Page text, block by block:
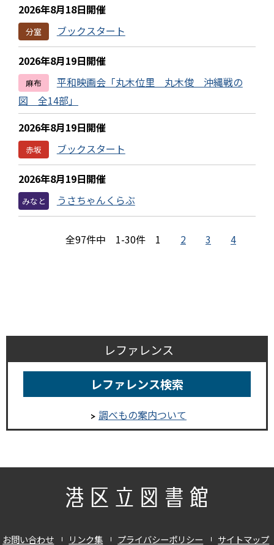
レファレンス
レファレンス検索
調べもの案内ついて
2026年8月18日開催
分室 ブックスタート
2026年8月19日開催
麻布
平和映画会「丸木位里 丸木俊 沖縄戦の
図 全14部」
2026年8月19日開催
赤坂 ブックスタート
2026年8月19日開催
みなと うさちゃんくらぶ
全97件中 1-30件 1 2 3 4
お問い合わせ リンク集 プライバシーポリシー サイトマップ